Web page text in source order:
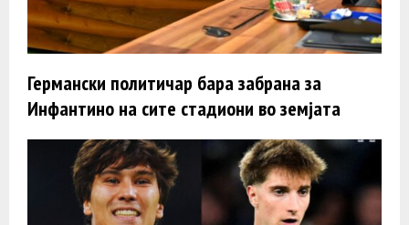
Германски политичар бара забрана за
Инфантино на сите стадиони во земјата